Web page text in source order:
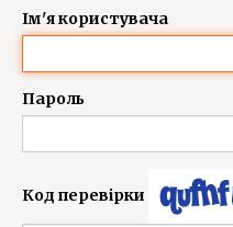
Ім'я користувача
Пароль
Код перевірки